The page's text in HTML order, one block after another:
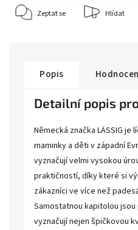
Zeptat se Hlídat
Popis
Detailní popis
Německá značka LÄSSIG
maminky a děti v západní
vyznačují velmi vysokou
praktičností, díky které si
zákazníci ve více než
Samostatnou kapitolou
vyznačují nejen špičkovou